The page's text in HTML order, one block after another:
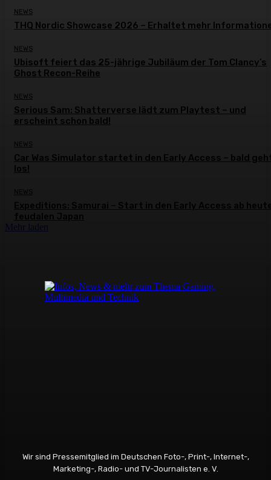
NEWS
THQ Nordic Showcase 2026 – Erhaltet mehr
NEWS
Ubisoft feiert das 25-jährige Jubiläum der Tom Clancy’s
Ghost Recon-Reihe
NEWS
Serious Sam: Shatterverse lädt zum Playtest – und
erscheint schon bald!
NEWS
Car Was Simulator startet in den Early Access – bald
los!
NEWS
Expeditions: Samurai – Start in den Early Access ab
Wir sind Pressemitglied im Deutschen Foto-, Print-, Internet-,
Marketing-, Radio- und TV-Journalisten e. V.